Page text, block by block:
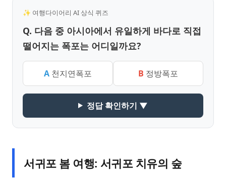
✨ 여행다이어리 AI 상식 퀴즈
Q. 다음 중 아시아에서 유일하게 바다로 직접
떨어지는 폭포는 어디일까요?
A 천지연폭포 B 정방폭포
정답 확인하기 ▼
서귀포 봄 여행: 서귀포 치유의 숲